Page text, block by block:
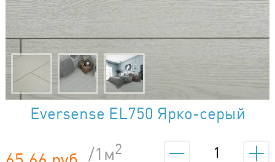
Eversense EL750 Ярко-серый
/1м2